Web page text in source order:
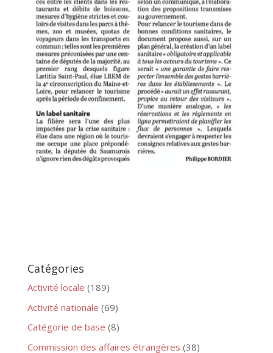
Catégories
Activité locale (189)
Activité nationale (69)
Catégorie de base (8)
Commission des affaires étrangères (38)